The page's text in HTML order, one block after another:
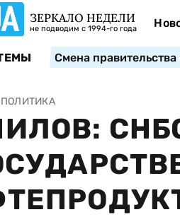
ЗЕРКАЛО НЕДЕЛИ
не подводим с 1994-го года
Смена
ПОЛИТИКА